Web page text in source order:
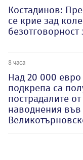
Костадинов:
се крие зад
безотговорност
8 часа
Над 20 000
подкрепа са
пострадалите
наводнения във